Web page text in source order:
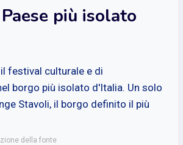
più isolato
festival culturale e di
borgo più isolato d'Italia. Un solo
Stavoli, il borgo definito il più
della fonte